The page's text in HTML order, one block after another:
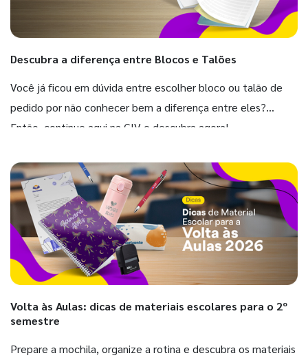
Descubra a diferença entre Blocos e Talões
Você já ficou em dúvida entre escolher bloco ou talão de
pedido por não conhecer bem a diferença entre eles?
Então, continue aqui na GIV e descubra agora!
Volta às Aulas: dicas de materiais escolares para o 2º
semestre
Prepare a mochila, organize a rotina e descubra os materiais